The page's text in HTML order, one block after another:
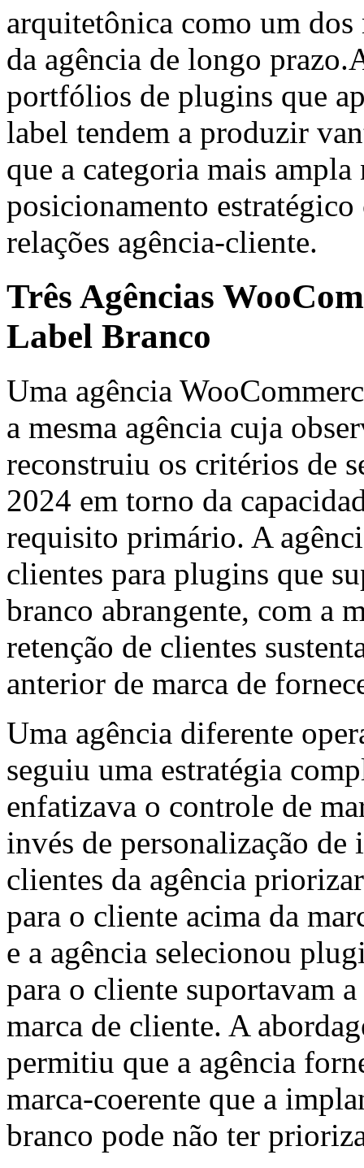
arquitetônica como um dos
da agência de longo
portfólios de plugins que
label tendem a produzir
que a categoria mais
posicionamento
relações agência-cliente.
Três Agências
Label Branco
Uma agência
a mesma agência cuja
reconstruiu os critérios de
2024 em torno da
requisito primário. A
clientes para plugins que
branco abrangente, com a
retenção de clientes
anterior de marca de
Uma agência diferente
seguiu uma estratégia
enfatizava o controle de
invés de personalização
clientes da agência
para o cliente acima da
e a agência selecionou
para o cliente suportavam
marca de cliente. A
permitiu que a agência
marca-coerente que a
branco pode não ter